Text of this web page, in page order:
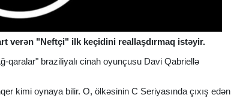
verən "Neftçi" ilk keçidini reallaşdırmaq istəyir.
qaralar" braziliyalı cinah oyunçusu Davi Qabriellə
kimi oynaya bilir. O, ölkəsinin C Seriyasında çıxış edən